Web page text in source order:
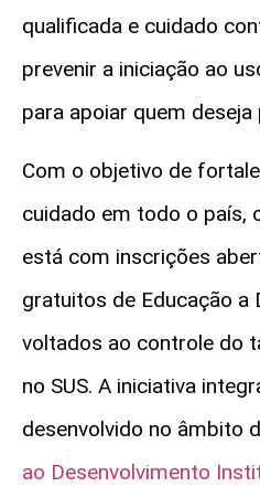
qualificada e cuidado
prevenir a iniciação ao
para apoiar quem
Com o objetivo de
cuidado em todo o país,
está com inscrições
gratuitos de Educação a
voltados ao controle do
no SUS. A iniciativa
desenvolvido no âmbito
ao Desenvolvimento